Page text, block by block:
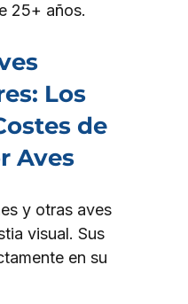
25+ años.
Los
de
Aves
y otras aves
visual. Sus
en su